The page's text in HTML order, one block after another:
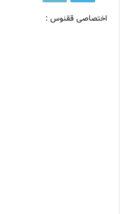
اختصاصی ققنوس :